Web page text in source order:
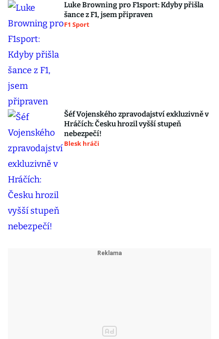
Luke Browning pro F1sport: Kdyby přišla
šance z F1, jsem připraven
F1 Sport
Šéf Vojenského zpravodajství exkluzivně v
Hráčích: Česku hrozil vyšší stupeň
nebezpečí!
Blesk hráči